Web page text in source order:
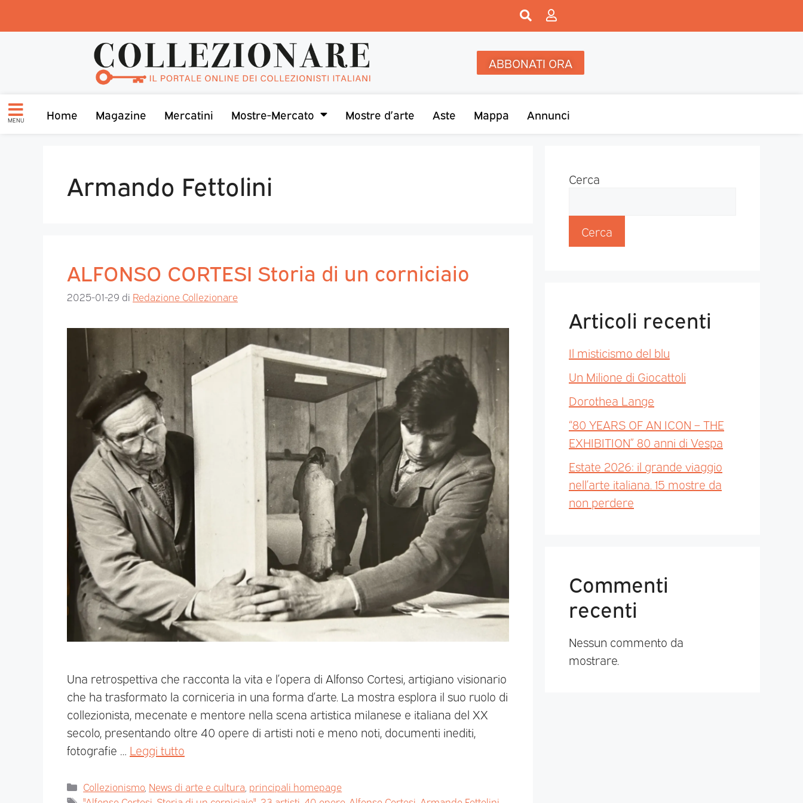
ABBONATI ORA
MENU Home Magazine Mercatini Mostre-Mercato Mostre d’arte Aste Mappa Annunci
Armando Fettolini
ALFONSO CORTESI Storia di un corniciaio
2025-01-29 di Redazione Collezionare
Una retrospettiva che racconta la vita e l’opera di Alfonso Cortesi, artigiano visionario
che ha trasformato la corniceria in una forma d’arte. La mostra esplora il suo ruolo di
collezionista, mecenate e mentore nella scena artistica milanese e italiana del XX
secolo, presentando oltre 40 opere di artisti noti e meno noti, documenti inediti,
fotografie … Leggi tutto
Collezionismo, News di arte e cultura principali homepage
Cerca
Cerca
Articoli recenti
Il misticismo del blu
Un Milione di Giocattoli
Dorothea Lange
“80 YEARS OF AN ICON – THE
EXHIBITION” 80 anni di Vespa
Estate 2026: il grande viaggio
nell’arte italiana. 15 mostre da
non perdere
Commenti
recenti
Nessun commento da
mostrare.